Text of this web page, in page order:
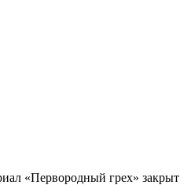
«Первородный грех» закрыт